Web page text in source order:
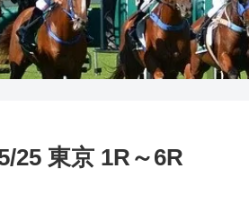
25 東京 1R～6R